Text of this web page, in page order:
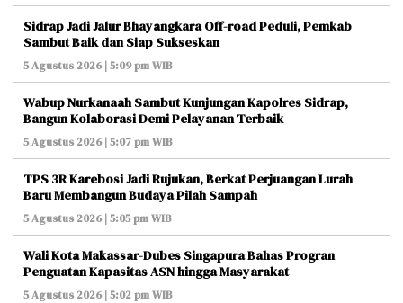
Sidrap Jadi Jalur Bhayangkara Off-road Peduli, Pemkab
Sambut Baik dan Siap Sukseskan
5 Agustus 2026 | 5:09 pm WIB
Wabup Nurkanaah Sambut Kunjungan Kapolres Sidrap,
Bangun Kolaborasi Demi Pelayanan Terbaik
5 Agustus 2026 | 5:07 pm WIB
TPS 3R Karebosi Jadi Rujukan, Berkat Perjuangan Lurah
Baru Membangun Budaya Pilah Sampah
5 Agustus 2026 | 5:05 pm WIB
Wali Kota Makassar-Dubes Singapura Bahas Progran
Penguatan Kapasitas ASN hingga Masyarakat
5 Agustus 2026 | 5:02 pm WIB